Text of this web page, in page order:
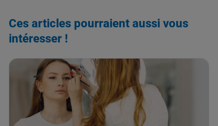
Ces articles pourraient aussi vous
intéresser !